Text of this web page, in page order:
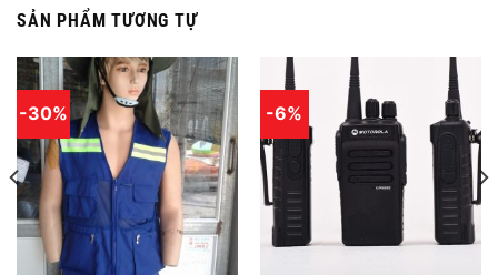
SẢN PHẨM TƯƠNG TỰ
-30% -6%